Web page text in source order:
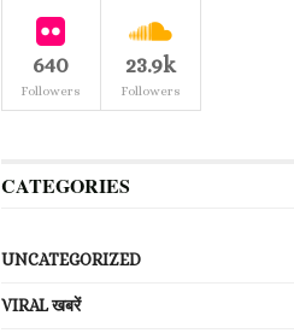
640
Followers
23.9k
Followers
CATEGORIES
UNCATEGORIZED
VIRAL खबरें